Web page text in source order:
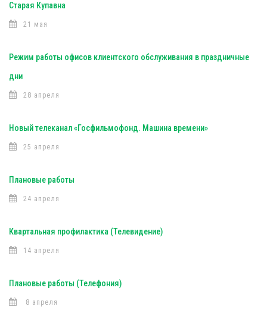
Старая Купавна
21 мая
Режим работы офисов клиентского обслуживания в праздничные
дни
28 апреля
Новый телеканал «Госфильмофонд. Машина времени»
25 апреля
Плановые работы
24 апреля
Квартальная профилактика (Телевидение)
14 апреля
Плановые работы (Телефония)
8 апреля